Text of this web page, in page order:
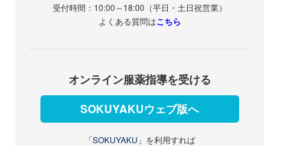
受付時間：10:00～18:00（平日・土日祝営業）
よくある質問はこちら
オンライン服薬指導を受ける
SOKUYAKUウェブ版へ
「SOKUYAKU」 を利用すれば